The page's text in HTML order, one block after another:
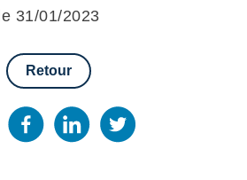
31/01/2023
Retour